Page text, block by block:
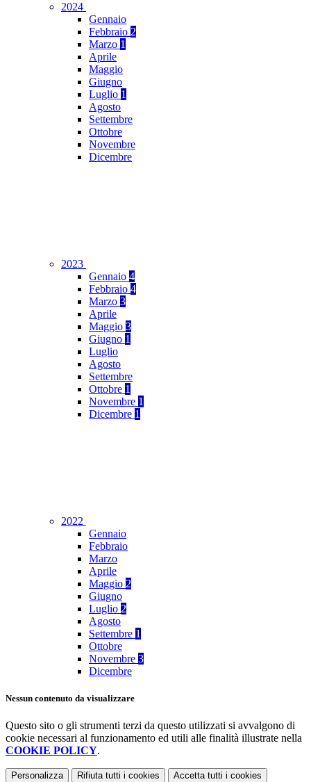
2024
Gennaio
Febbraio 2
Marzo 1
Aprile
Maggio
Giugno
Luglio 1
Agosto
Settembre
Ottobre
Novembre
Dicembre
2023
Gennaio 4
Febbraio 4
Marzo 3
Aprile
Maggio 3
Giugno 1
Luglio
Agosto
Settembre
Ottobre 1
Novembre 1
Dicembre 1
2022
Gennaio
Febbraio
Marzo
Aprile
Maggio 2
Giugno
Luglio 2
Agosto
Settembre 1
Ottobre
Novembre 3
Dicembre
Nessun contenuto da visualizzare
Questo sito o gli strumenti terzi da questo utilizzati si avvalgono di
cookie necessari al funzionamento ed utili alle finalità illustrate nella
COOKIE POLICY.
Personalizza Rifiuta tutti i cookies Accetta tutti i cookies